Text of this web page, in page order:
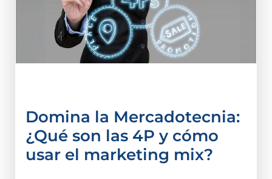
Domina la Mercadotecnia:
¿Qué son las 4P y cómo
usar el marketing mix?